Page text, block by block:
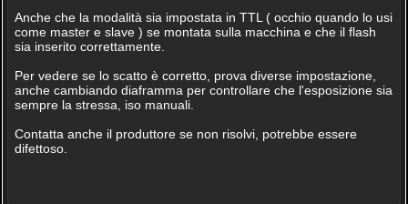
Anche che la modalità sia impostata in TTL ( occhio quando lo usi
come master e slave ) se montata sulla macchina e che il flash
sia inserito correttamente.
Per vedere se lo scatto è corretto, prova diverse impostazione,
anche cambiando diaframma per controllare che l'esposizione sia
sempre la stressa, iso manuali.
Contatta anche il produttore se non risolvi, potrebbe essere
difettoso.